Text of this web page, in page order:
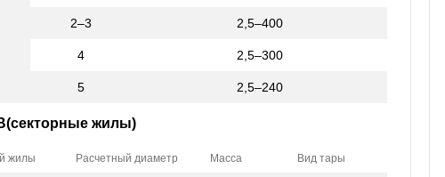
2–3 2,5–400
4 2,5–300
5 2,5–240
жилы)
жилы Расчетный диаметр Масса Вид тары